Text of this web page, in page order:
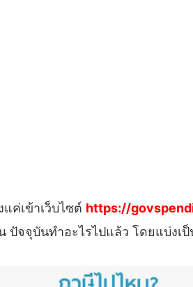
ค่เข้าเว็บไซต์ https://
ปัจจุบันทำอะไรไปแล้ว โดยแบ่